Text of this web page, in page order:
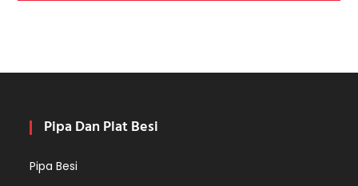
Pipa Dan Plat Besi
Pipa Besi